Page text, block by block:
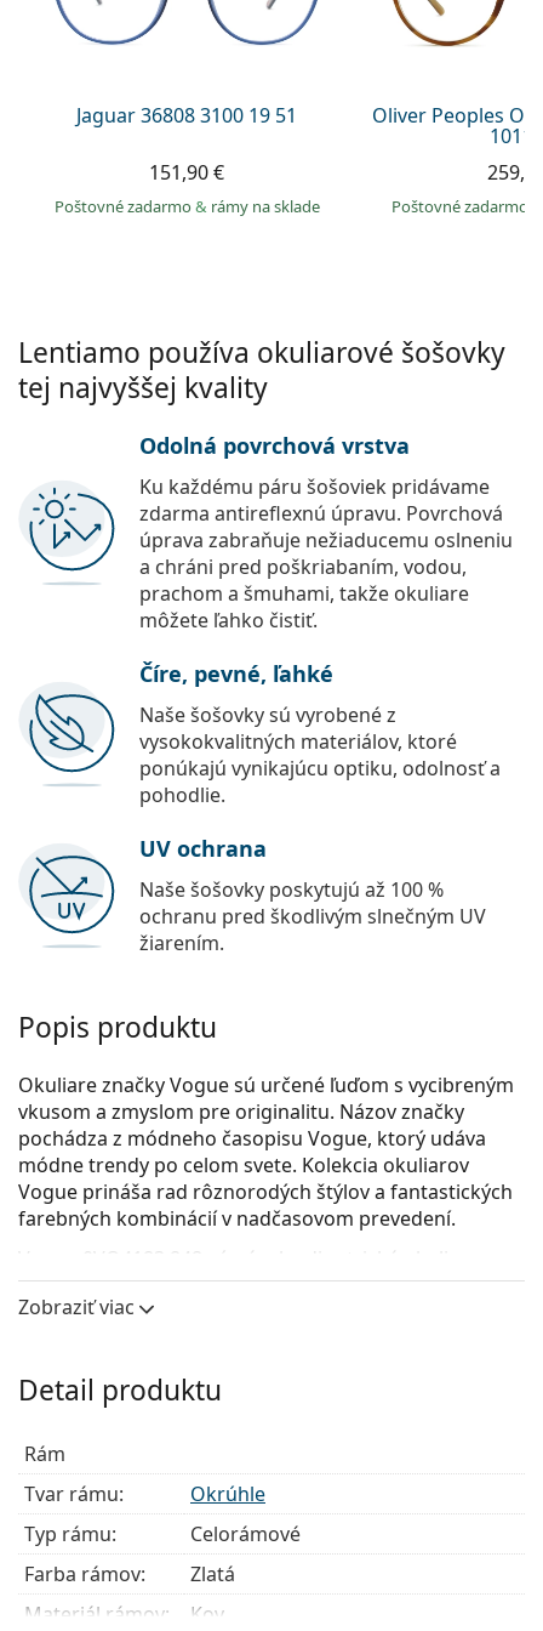
Všetky značky
Prada
Všetky roztoky
je
Jaguar 36808 3100 19 51
151,90 €
Poštovné zadarmo& rámy na sklade
Oliver Peoples
1011
Poštovné zadarmo
Lentiamo používa okuliarové šošovky
tej najvyššej kvality
Odolná povrchová vrstva
Ku každému páru šošoviek pridávame
zdarma antireflexnú úpravu. Povrchová
úprava zabraňuje nežiaducemu oslneniu
a chráni pred poškriabaním, vodou,
prachom a šmuhami, takže okuliare
môžete ľahko čistiť.
Číre, pevné, ľahké
Naše šošovky sú vyrobené z
vysokokvalitných materiálov, ktoré
ponúkajú vynikajúcu optiku, odolnosť a
pohodlie.
UV ochrana
Naše šošovky poskytujú až 100 %
ochranu pred škodlivým slnečným UV
žiarením.
Popis produktu
Okuliare značky Vogue sú určené ľuďom s vycibreným
vkusom a zmyslom pre originalitu. Názov značky
pochádza z módneho časopisu Vogue, ktorý udáva
módne trendy po celom svete. Kolekcia okuliarov
Vogue prináša rad rôznorodých štýlov a fantastických
farebných kombinácií v nadčasovom prevedení.
Vogue 0VO4183 848
sú pánske dioptrické okuliare.
Okuliarové rámy
Okrúhle rámy sú ideálnou voľbou, ak máte hranatý
Rám okuliarov je vyrobený z kovu, ktorý dobre drží
tvar a ponúka vysokú pevnosť a unikátny vzhľad.
Celorámové okuliare sú najbežnejším typom rámov,
skladajú sa z okuliarového stredu a páru straníc.
Svojím nápadným dizajnom vám pomôžu zvýrazniť
a dotvoriť váš štýl. K ich prednostiam patrí pevnosť,
odolnosť, spoľahlivé uchytenie okuliarových
Zobraziť viac
Detail produktu
Rám
Tvar rámu:
Okrúhle
Typ rámu:
Celorámové
Farba rámov:
Zlatá
Materiál rámov:
Kov